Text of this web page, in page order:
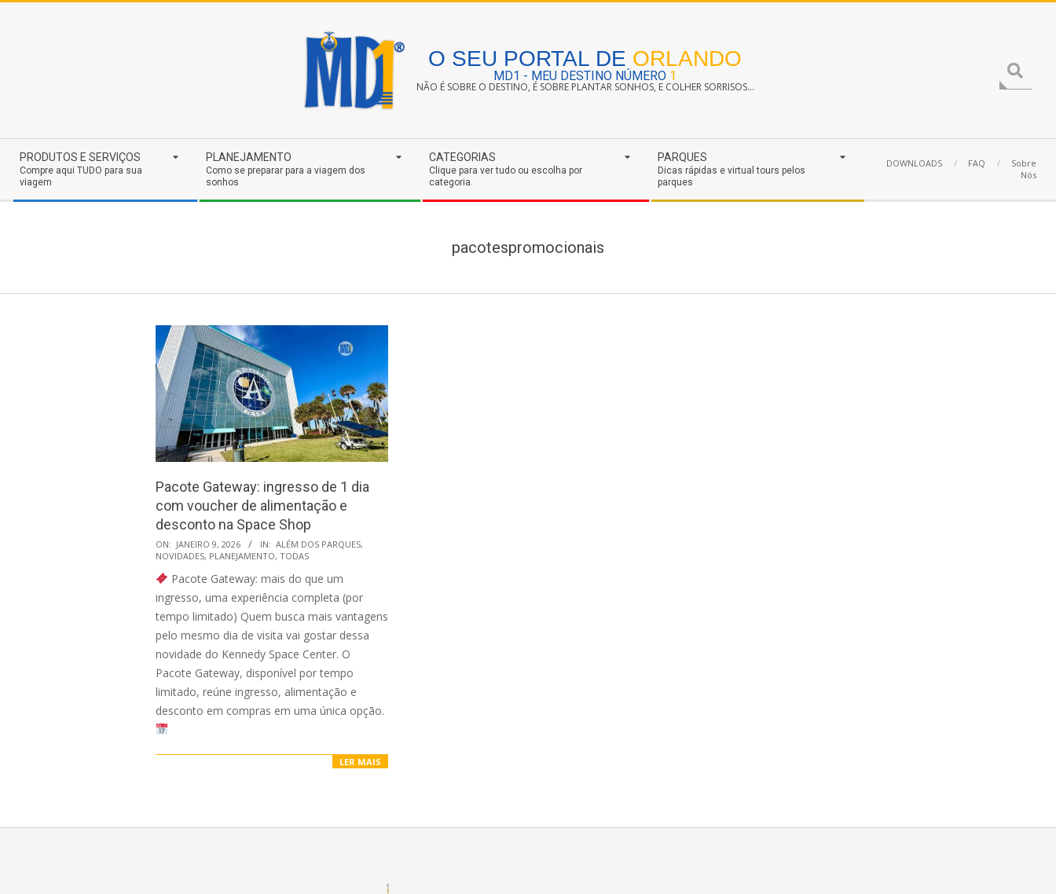
O SEU PORTAL DE ORLANDO
MD1 - MEU DESTINO NÚMERO 1
NÃO É SOBRE O DESTINO, É SOBRE PLANTAR SONHOS, E COLHER SORRISOS...
Navigation
Menu
PRODUTOS E SERVIÇOS
Compre aqui TUDO para sua
viagem
PLANEJAMENTO
Como se preparar para a viagem dos
sonhos
CATEGORIAS
Clique para ver tudo ou escolha por
categoria.
PARQUES
Dicas rápidas e virtual tours pelos
parques
DOWNLOADS FAQ
Sobre
Nós
pacotespromocionais
Pacote Gateway: ingresso de 1 dia
com voucher de alimentação e
desconto na Space Shop
2026-
01-
09
ON: JANEIRO 9, 2026 IN: ALÉM DOS PARQUES,
NOVIDADES, PLANEJAMENTO, TODAS
Pacote Gateway: mais do que um
ingresso, uma experiência completa (por
tempo limitado) Quem busca mais vantagens
pelo mesmo dia de visita vai gostar dessa
novidade do Kennedy Space Center. O
Pacote Gateway, disponível por tempo
limitado, reúne ingresso, alimentação e
desconto em compras em uma única opção.
LER MAIS